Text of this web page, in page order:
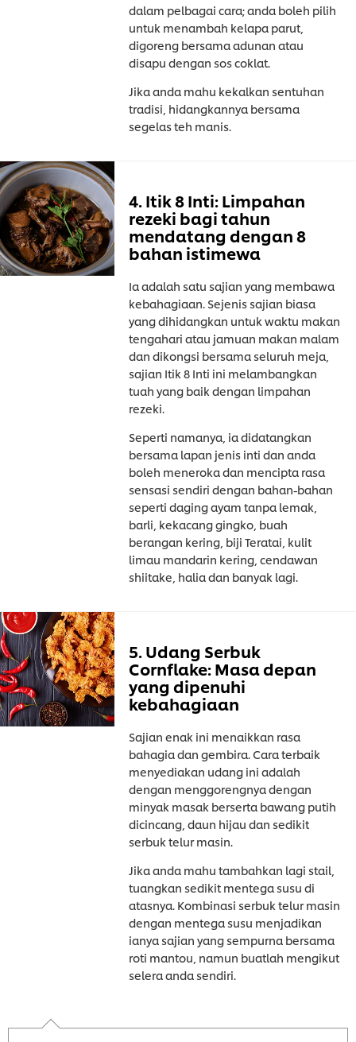
dalam pelbagai cara; anda boleh pilih
untuk menambah kelapa parut,
digoreng bersama adunan atau
disapu dengan sos coklat.
Jika anda mahu kekalkan sentuhan
tradisi, hidangkannya bersama
segelas teh manis.
4. Itik 8 Inti: Limpahan
rezeki bagi tahun
mendatang dengan 8
bahan istimewa
Ia adalah satu sajian yang membawa
kebahagiaan. Sejenis sajian biasa
yang dihidangkan untuk waktu makan
tengahari atau jamuan makan malam
dan dikongsi bersama seluruh meja,
sajian Itik 8 Inti ini melambangkan
tuah yang baik dengan limpahan
rezeki.
Seperti namanya, ia didatangkan
bersama lapan jenis inti dan anda
boleh meneroka dan mencipta rasa
sensasi sendiri dengan bahan-bahan
seperti daging ayam tanpa lemak,
barli, kekacang gingko, buah
berangan kering, biji Teratai, kulit
limau mandarin kering, cendawan
shiitake, halia dan banyak lagi.
5. Udang Serbuk
Cornflake: Masa depan
yang dipenuhi
kebahagiaan
Sajian enak ini menaikkan rasa
bahagia dan gembira. Cara terbaik
menyediakan udang ini adalah
dengan menggorengnya dengan
minyak masak berserta bawang putih
dicincang, daun hijau dan sedikit
serbuk telur masin.
Jika anda mahu tambahkan lagi stail,
tuangkan sedikit mentega susu di
atasnya. Kombinasi serbuk telur masin
dengan mentega susu menjadikan
ianya sajian yang sempurna bersama
roti mantou, namun buatlah mengikut
selera anda sendiri.